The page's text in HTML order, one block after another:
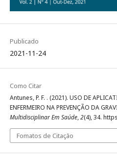
Publicado
2021-11-24
Como Citar
Antunes, P. F. . (2021). USO DE
ENFERMEIRO NA PREVENÇÃO DA
Multidisciplinar Em Saúde,2(4), 34.
Fomatos de Citação